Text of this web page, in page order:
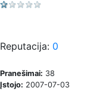
Reputacija: 0
Pranešimai: 38
Įstojo: 2007-07-03